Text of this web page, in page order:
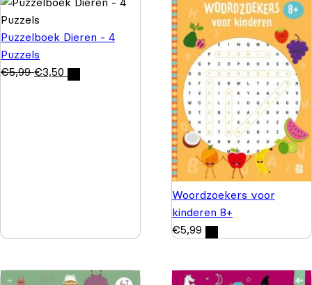
Puzzelboek Dieren - 4
Puzzels
€5,99 €3,50
Woordzoekers voor
kinderen 8+
€5,99